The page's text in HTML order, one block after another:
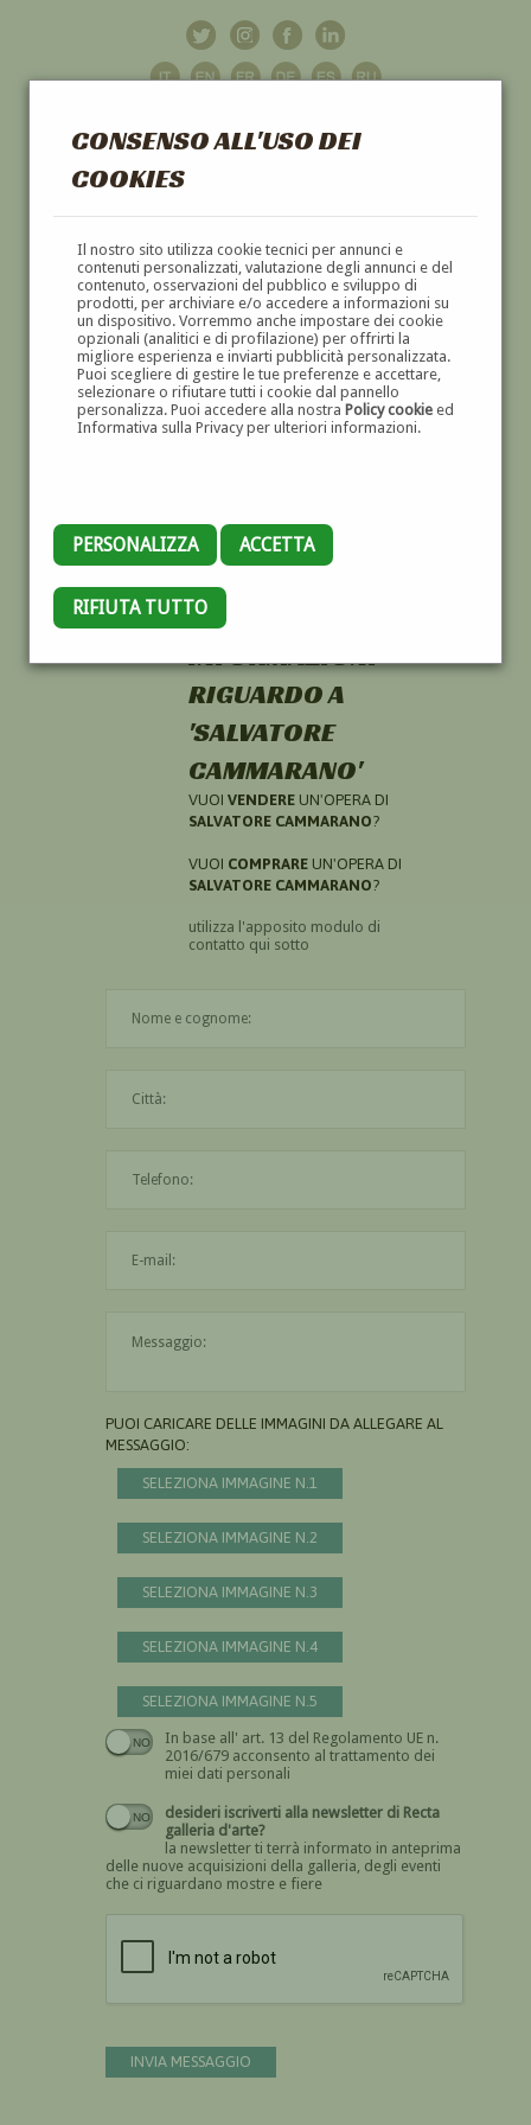
CONSENSO ALL'USO DEI
COOKIES
Il nostro sito utilizza cookie tecnici per annunci e
contenuti personalizzati, valutazione degli annunci e del
contenuto, osservazioni del pubblico e sviluppo di
prodotti, per archiviare e/o accedere a informazioni su
un dispositivo. Vorremmo anche impostare dei cookie
opzionali (analitici e di profilazione) per offrirti la
migliore esperienza e inviarti pubblicità personalizzata.
Puoi scegliere di gestire le tue preferenze e accettare,
selezionare o rifiutare tutti i cookie dal pannello
personalizza. Puoi accedere alla nostra Policy cookieed
Informativa sulla Privacy per ulteriori informazioni.
PERSONALIZZA ACCETTA
RIFIUTA TUTTO
GALLERIAD'ARTE
DIPINTI E SCULTURE '800 E '900
HAI CERCATO
INFORMAZIONI
RIGUARDO A
'SALVATORE
CAMMARANO'
VUOI VENDERE UN'OPERA DI
SALVATORE CAMMARANO?
VUOI COMPRARE UN'OPERA DI
SALVATORE CAMMARANO?
utilizza l'apposito modulo di
contatto qui sotto
PUOI CARICARE DELLE IMMAGINI DA ALLEGARE AL
MESSAGGIO:
SELEZIONA IMMAGINE N.1
SELEZIONA IMMAGINE N.2
SELEZIONA IMMAGINE N.3
SELEZIONA IMMAGINE N.4
SELEZIONA IMMAGINE N.5
In base all' art. 13 del Regolamento UE n.
2016/679 acconsento al trattamento dei
miei dati personali
Devi dare il consenso
desideri iscriverti alla newsletter di Recta
galleria d'arte?
la newsletter ti terrà informato in anteprima
delle nuove acquisizioni della galleria, degli eventi
che ci riguardano mostre e fiere
INVIA MESSAGGIO